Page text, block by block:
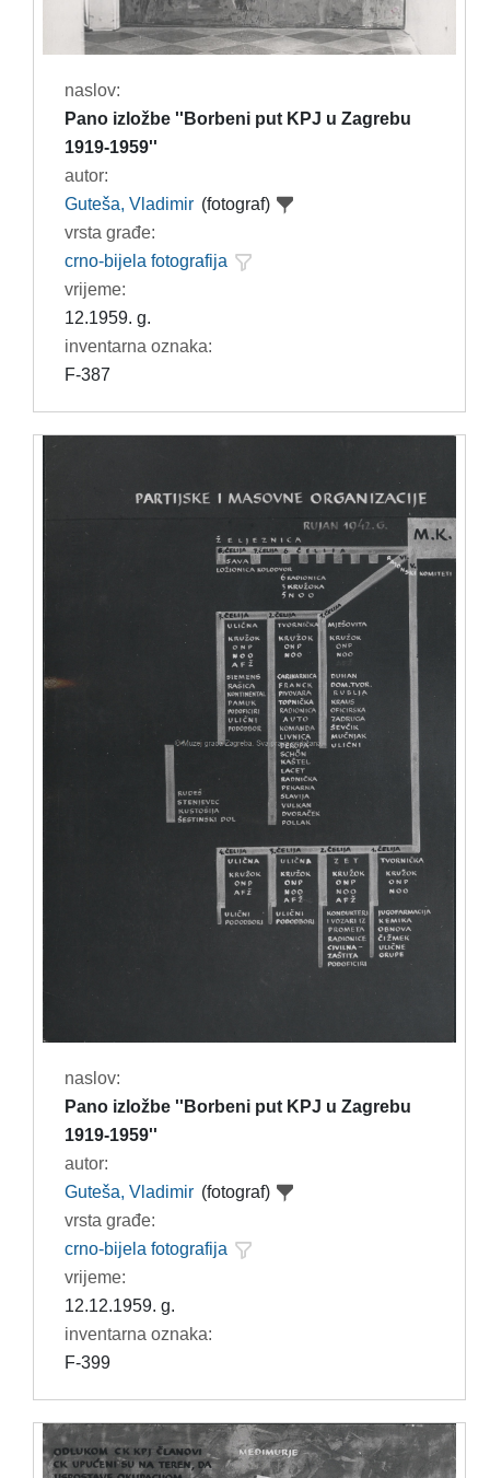
naslov:
Pano izložbe ''Borbeni put KPJ u Zagrebu
1919-1959''
autor:
Guteša, Vladimir (fotograf)
vrsta građe:
crno-bijela fotografija
vrijeme:
12.1959. g.
inventarna oznaka:
F-387
naslov:
Pano izložbe ''Borbeni put KPJ u Zagrebu
1919-1959''
autor:
Guteša, Vladimir (fotograf)
vrsta građe:
crno-bijela fotografija
vrijeme:
12.12.1959. g.
inventarna oznaka:
F-399